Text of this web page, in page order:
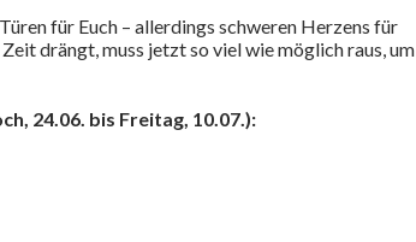
für Euch – allerdings schweren Herzens für
Zeit drängt, muss jetzt so viel wie möglich raus, um
24.06. bis Freitag, 10.07.):